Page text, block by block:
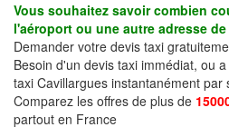
Vous souhaitez savoir combien
l'aéroport ou une autre adresse
Demander votre devis taxi
Besoin d'un devis taxi immédiat, ou
taxi Cavillargues instantanément par
Comparez les offres de plus de
partout en France